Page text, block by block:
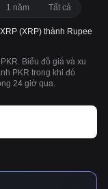
1 năm Tất cả
(XRP) thành Rupee
Biểu đồ giá và xu
PKR trong khi đó
24 giờ qua.